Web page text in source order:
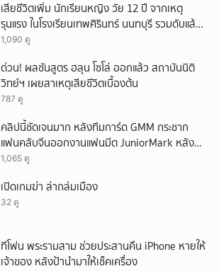
เสียชีวิตเพิ่ม นักเรียนหญิง วัย 12 ปี จากเหตุ
รุนแรง ในโรงเรียนเทพศิรินทร์ นนทบุรี รวมดับแล้ว
9 ราย
1,090 ดู
ด่วน! ผลชันสูตร ฮลุน โซโล่ ออกแล้ว สถาบันนิติ
วิทย์ฯ เผยสาเหตุเสียชีวิตเบื้องต้น
787 ดู
คลิปนี้ชัดเจนมาก หลังทีมการ์ด GMM กระชาก
แฟนคลับจีนออกงานแฟนมีต JuniorMark หลัง
ฝ่าฝืนกติกาจองคิว
1,065 ดู
เปิดเกมฆ่า ล่าถล่มเมือง
32 ดู
ทีโฟน พระรามสาม ช่วยประสานคืน iPhone หายให้
เจ้าของ หลังป้านำมาให้เช็คเครื่อง